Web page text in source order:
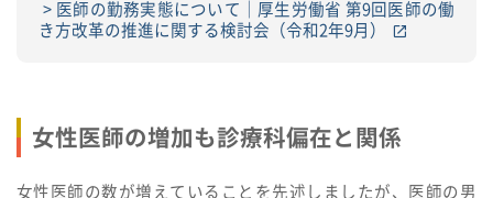
医師の勤務実態について｜厚生労働省 第9回医師の働
き方改革の推進に関する検討会（令和2年9月）
女性医師の増加も診療科偏在と関係
女性医師の数が増えていることを先述しましたが、医師の男